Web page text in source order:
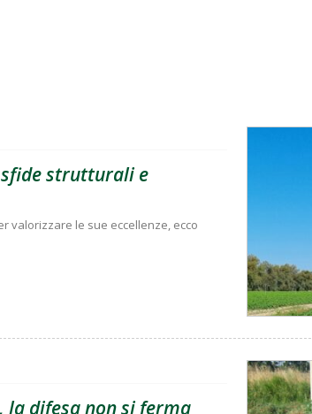
strutturali e
valorizzare le sue eccellenze, ecco
difesa non si ferma